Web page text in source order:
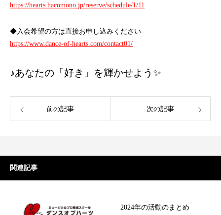
https://hearts.hacomono.jp/reserve/schedule/1/11
◆入会希望の方は直接お申し込みください
https://www.dance-of-hearts.com/contact01/
♪あなたの「好き」を輝かせよう✨
前の記事 次の記事
関連記事
2024年の活動のまとめ